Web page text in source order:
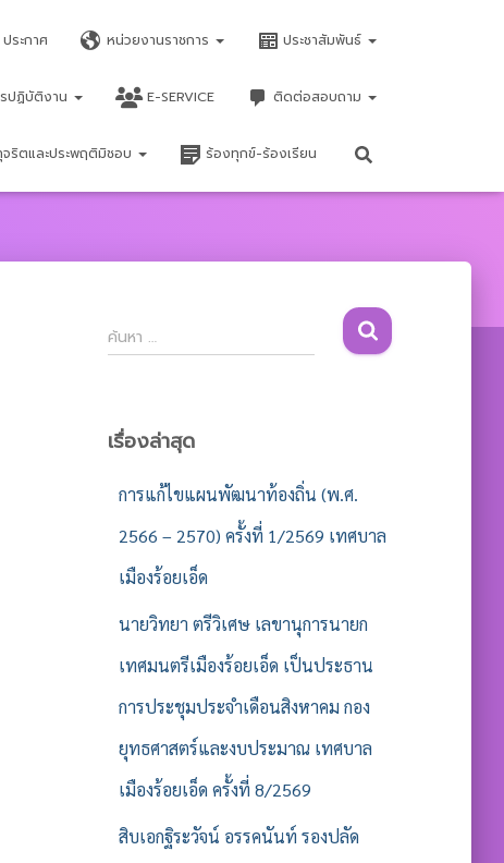
ประกาศ หน่วยงานราชการ ประชาสัมพันธ์
ปฏิบัติงาน E-SERVICE ติดต่อสอบถาม
ริตและประพฤติมิชอบ ร้องทุกข์-ร้องเรียน
ค้
น
สำ
ค้นหา …
เรื่องล่าสุด
การแก้ไขแผนพัฒนาท้องถิ่น (พ.ศ.
2566 – 2570) ครั้งที่ 1/2569 เทศบาล
เมืองร้อยเอ็ด
นายวิทยา ตรีวิเศษ เลขานุการนายก
เทศมนตรีเมืองร้อยเอ็ด เป็นประธาน
การประชุมประจำเดือนสิงหาคม กอง
ยุทธศาสตร์และงบประมาณ เทศบาล
เมืองร้อยเอ็ด ครั้งที่ 8/2569
สิบเอกฐิระวัจน์ อรรคนันท์ รองปลัด